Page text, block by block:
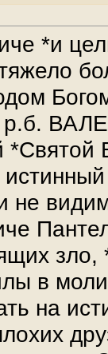
*и
не
зло,
в
на